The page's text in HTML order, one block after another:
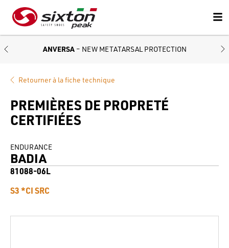
ANVERSA – NEW METATARSAL PROTECTION
Retourner à la fiche technique
PREMIÈRES DE PROPRETÉ
CERTIFIÉES
ENDURANCE
BADIA
81088-06L
S3 *CI SRC